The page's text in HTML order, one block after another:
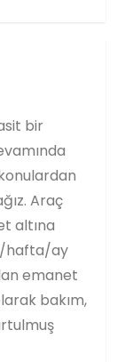
bir
Araç
altına
hafta/ay
emanet
bakım,